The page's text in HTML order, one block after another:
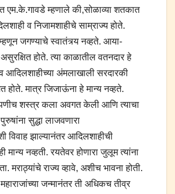
एम.के.गावडे म्हणाले की,सोळाव्या शतकात
व निजामशाहीचे साम्राज्य होते.
जगण्याचे स्वातंत्र्य नव्हते. आया-
असुरक्षित होते. त्या काळातील वतनदार हे
आदिलशाहीच्या अंमलाखाली सरदारकी
होते. मात्र जिजाऊंना हे मान्य नव्हते.
शस्त्र कला अवगत केली आणि त्याचा
सुद्धा लाजवणारा
विवाह झाल्यानंतर आदिलशाहीची
मान्य नव्हती. रयतेवर होणारा जुलूम त्यांना
मराठ्यांचे राज्य व्हावे, अशीच भावना होती.
जन्मानंतर ती अधिकच तीव्र